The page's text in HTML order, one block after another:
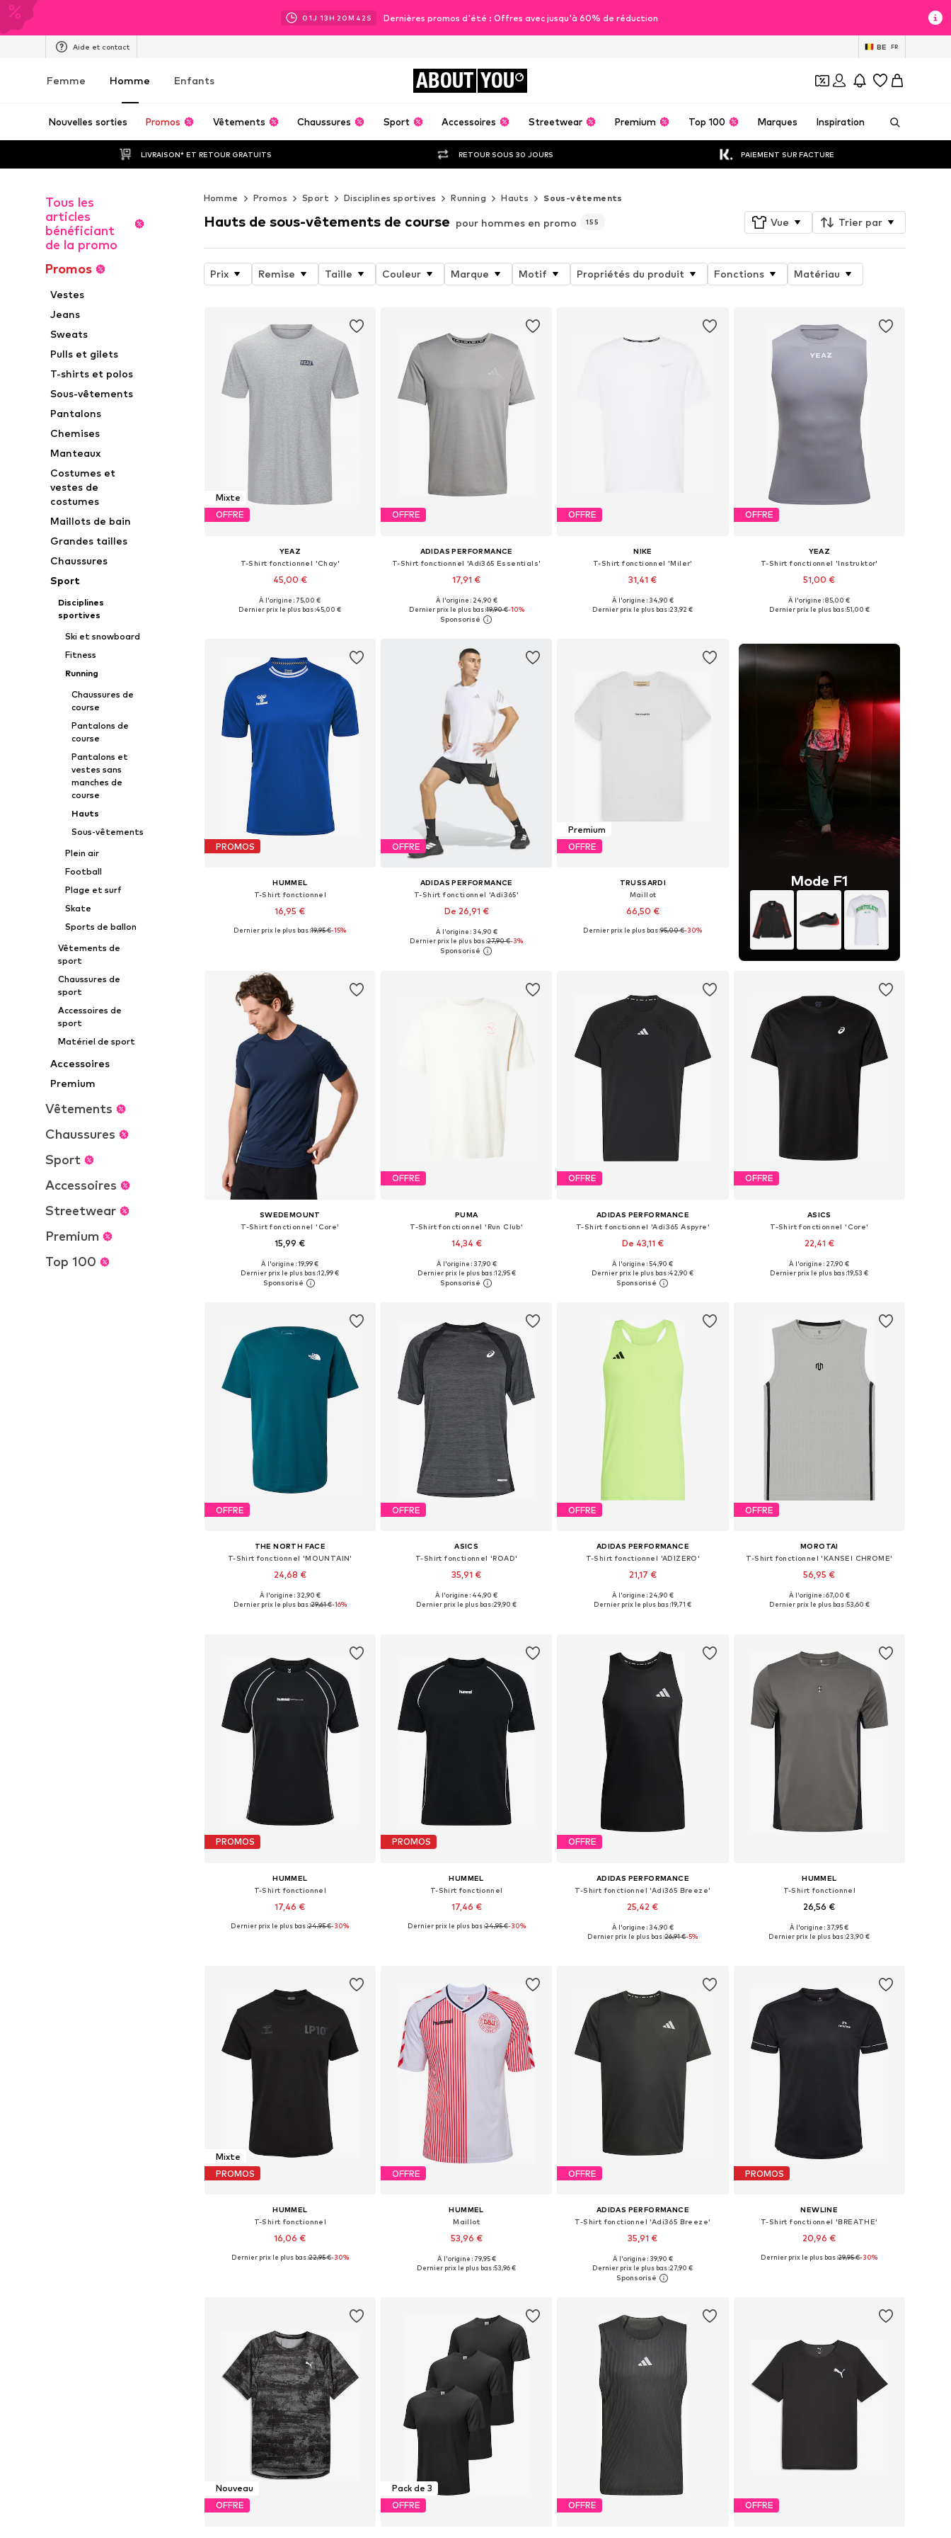
01J 13H 20M 40 S Dernières promos d'été : Offres avec jusqu'à 60% de réduction
Aide et contact BE FR
Femme Homme Enfants ABOUT YOU
Nouvelles sorties Promos Vêtements Chaussures Sport Accessoires Streetwear Premium Top 100 Marques Inspiration
LIVRAISON* ET RETOUR GRATUITS RETOUR SOUS 30 JOURS PAIEMENT SUR FACTURE
Tous les
articles
bénéficiant
de la promo
Promos
Vestes
Jeans
Sweats
Pulls et gilets
T-shirts et polos
Sous-vêtements
Pantalons
Chemises
Manteaux
Costumes et
vestes de
costumes
Maillots de bain
Grandes tailles
Chaussures
Sport
Disciplines
sportives
Ski et snowboard
Fitness
Running
Chaussures de
course
Pantalons de
course
Pantalons et
vestes sans
manches de
course
Hauts
Sous-vêtements
Plein air
Football
Plage et surf
Skate
Sports de ballon
Vêtements de
sport
Chaussures de
sport
Accessoires de
sport
Matériel de sport
Accessoires
Premium
Vêtements
Chaussures
Sport
Accessoires
Streetwear
Premium
Top 100
Homme Promos Sport Disciplines sportives Running Hauts Sous-vêtements
Hauts de sous-vêtements de course pour hommes en promo 155 Vue Trier par
Prix Remise Taille Couleur Marque Motif Propriétés du produit Fonctions Matériau
Mixte
OFFRE
YEAZ
T-Shirt fonctionnel 'Chay'
45,00 €
Tailles disponibles: S, M, L, XL, XXL
À l'origine : 75,00 €
Dernier prix le plus bas :45,00 €
OFFRE
ADIDAS PERFORMANCE
T-Shirt fonctionnel 'Adi365 Essentials'
17,91 €
+3
Tailles disponibles: S, M, L, XL, XXL
Ajouter au panier
À l'origine : 24,90 €
Dernier prix le plus bas :19,90 €-10%
OFFRE
NIKE
T-Shirt fonctionnel 'Miler'
31,41 €
Tailles disponibles: S, M, L, XL, XXL
À l'origine : 34,90 €
Dernier prix le plus bas :23,92 €
OFFRE
YEAZ
T-Shirt fonctionnel 'Instruktor'
51,00 €
Tailles disponibles: S, M, L
À l'origine : 85,00 €
Dernier prix le plus bas :51,00 €
PROMOS
HUMMEL
T-Shirt fonctionnel
16,95 €
+4
Tailles disponibles: S, M, L, XL, XXL, XXXL
Dernier prix le plus bas :19,95 €-15%
OFFRE
ADIDAS PERFORMANCE
T-Shirt fonctionnel 'Adi365'
De 26,91 €
+13
Ajouter au panier
À l'origine : 34,90 €
Dernier prix le plus bas :27,90 €-3%
Premium
OFFRE
TRUSSARDI
Maillot
66,50 €
Tailles disponibles: XS, S, M, L, XL, XXL
Dernier prix le plus bas :95,00 €-30%
Mode F1
SWEDEMOUNT
T-Shirt fonctionnel 'Core'
15,99 €
+2
Tailles disponibles: S, M, L, XL, XXL, XXXL
Ajouter au panier
À l'origine : 19,99 €
Dernier prix le plus bas :12,99 €
OFFRE
PUMA
T-Shirt fonctionnel 'Run Club'
14,34 €
Tailles disponibles: S, M, L, XL
Ajouter au panier
À l'origine : 37,90 €
Dernier prix le plus bas :12,95 €
OFFRE
ADIDAS PERFORMANCE
T-Shirt fonctionnel 'Adi365 Aspyre'
De 43,11 €
Ajouter au panier
À l'origine : 54,90 €
Dernier prix le plus bas :42,90 €
OFFRE
ASICS
T-Shirt fonctionnel 'Core'
22,41 €
Tailles disponibles: S, M, L
À l'origine : 27,90 €
Dernier prix le plus bas :19,53 €
OFFRE
THE NORTH FACE
T-Shirt fonctionnel 'MOUNTAIN'
24,68 €
Tailles disponibles: XS, S, M, L, XL, XXL
À l'origine : 32,90 €
Dernier prix le plus bas :29,61 €-16%
OFFRE
ASICS
T-Shirt fonctionnel 'ROAD'
35,91 €
Tailles disponibles: S, M, L
À l'origine : 44,90 €
Dernier prix le plus bas :29,90 €
OFFRE
ADIDAS PERFORMANCE
T-Shirt fonctionnel 'ADIZERO'
21,17 €
+1
Tailles disponibles: M, L, XL
À l'origine : 24,90 €
Dernier prix le plus bas :19,71 €
OFFRE
MOROTAI
T-Shirt fonctionnel 'KANSEI CHROME'
56,95 €
Tailles disponibles: S, M, L, XL, XXL
À l'origine : 67,00 €
Dernier prix le plus bas :53,60 €
PROMOS
HUMMEL
T-Shirt fonctionnel
17,46 €
Tailles disponibles: S, M, L, XL, XXL
Dernier prix le plus bas :24,95 €-30%
PROMOS
HUMMEL
T-Shirt fonctionnel
17,46 €
Tailles disponibles: S, M, L, XL, XXL
Dernier prix le plus bas :24,95 €-30%
OFFRE
ADIDAS PERFORMANCE
T-Shirt fonctionnel 'Adi365 Breeze'
25,42 €
Tailles disponibles: S, M, L, XL, XXL
À l'origine : 34,90 €
Dernier prix le plus bas :26,91 €-5%
HUMMEL
T-Shirt fonctionnel
26,56 €
Tailles disponibles: S, M, L, XL, XXL
À l'origine : 37,95 €
Dernier prix le plus bas :23,90 €
Mixte
PROMOS
HUMMEL
T-Shirt fonctionnel
16,06 €
Tailles disponibles: S, M, L, XL, XXL
Dernier prix le plus bas :22,95 €-30%
OFFRE
HUMMEL
Maillot
53,96 €
Disponible en plusieurs tailles
À l'origine : 79,95 €
Dernier prix le plus bas :53,96 €
OFFRE
ADIDAS PERFORMANCE
T-Shirt fonctionnel 'Adi365 Breeze'
35,91 €
Tailles disponibles: S, M, L, XL
Ajouter au panier
À l'origine : 39,90 €
Dernier prix le plus bas :27,90 €
PROMOS
NEWLINE
T-Shirt fonctionnel 'BREATHE'
20,96 €
Tailles disponibles: S, M, L, XXL
Dernier prix le plus bas :29,95 €-30%
Nouveau
OFFRE
Pack de 3
OFFRE
OFFRE OFFRE